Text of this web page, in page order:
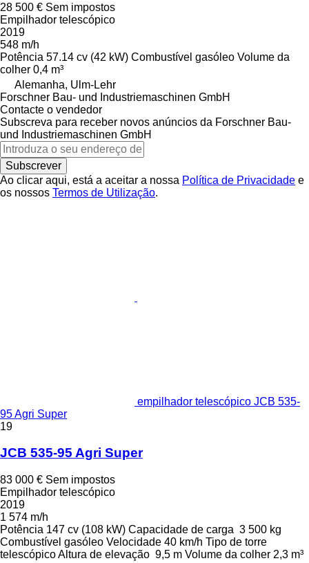
28 500 € Sem impostos
Empilhador telescópico
2019
548 m/h
Potência 57.14 cv (42 kW) Combustível gasóleo Volume da
colher 0,4 m³
Alemanha, Ulm-Lehr
Forschner Bau- und Industriemaschinen GmbH
Contacte o vendedor
Subscreva para receber novos anúncios da Forschner Bau-
und Industriemaschinen GmbH
Subscrever
Ao clicar aqui, está a aceitar a nossa Política de Privacidade e
os nossos Termos de Utilização.
empilhador telescópico JCB 535-
95 Agri Super
19
JCB 535-95 Agri Super
83 000 € Sem impostos
Empilhador telescópico
2019
1 574 m/h
Potência 147 cv (108 kW) Capacidade de carga 3 500 kg
Combustível gasóleo Velocidade 40 km/h Tipo de torre
telescópicoAltura de elevação 9,5 m Volume da colher 2,3 m³